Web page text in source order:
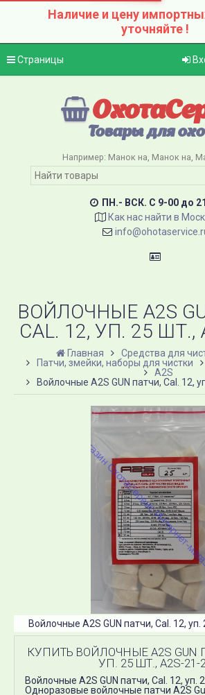
Наличие и цену
уточняйте !
Страницы
Товары для
Например: Манок на Манок на
ПН.- ВСК. C 9-00 до
Как нас найти в
ВОЙЛОЧНЫЕ A2S
CAL. 12, УП. 25 ШТ.,
Главная
Средства для
Патчи, змейки, наборы для чистки
A2S
Войлочные A2S GUN патчи, Cal. 12,
Войлочные A2S GUN патчи, Cal. 12,
КУПИТЬ ВОЙЛОЧНЫЕ A2S GUN
УП. 25 ШТ., A2S-21-
Войлочные A2S GUN патчи, Cal. 12, уп.
Одноразовые войлочные патчи A2S